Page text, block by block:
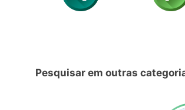
Pesquisar em outras